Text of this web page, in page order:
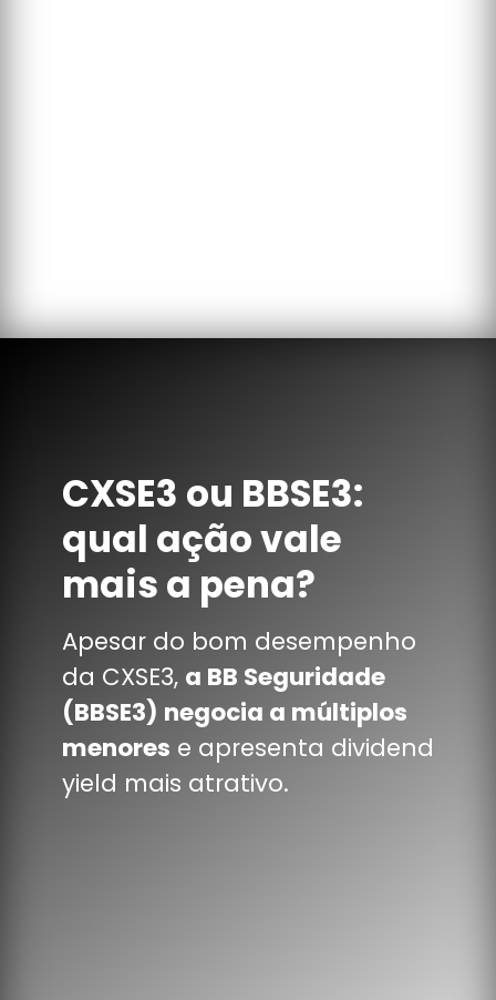
Apesar do bom desempenho
da CXSE3, a BB Seguridade
(BBSE3) negocia a múltiplos
menores e apresenta dividend
yield mais atrativo.
CXSE3 ou BBSE3:
qual ação vale
mais a pena?